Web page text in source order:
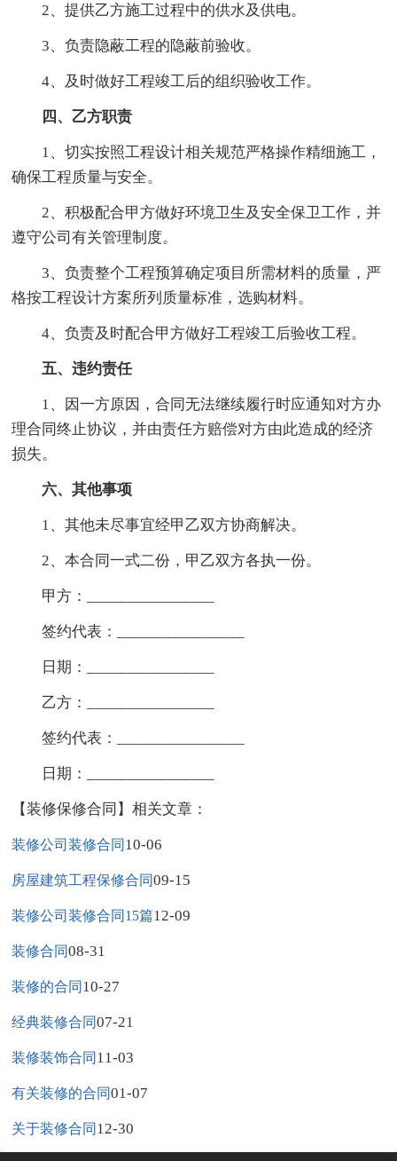
2、提供乙方施工过程中的供水及供电。
3、负责隐蔽工程的隐蔽前验收。
4、及时做好工程竣工后的组织验收工作。
四、乙方职责
1、切实按照工程设计相关规范严格操作精细施工，
确保工程质量与安全。
2、积极配合甲方做好环境卫生及安全保卫工作，并
遵守公司有关管理制度。
3、负责整个工程预算确定项目所需材料的质量，严
格按工程设计方案所列质量标准，选购材料。
4、负责及时配合甲方做好工程竣工后验收工程。
五、违约责任
1、因一方原因，合同无法继续履行时应通知对方办
理合同终止协议，并由责任方赔偿对方由此造成的经济
损失。
六、其他事项
1、其他未尽事宜经甲乙双方协商解决。
2、本合同一式二份，甲乙双方各执一份。
甲方：________________
签约代表：________________
日期：________________
乙方：________________
签约代表：________________
日期：________________
【装修保修合同】相关文章：
装修公司装修合同 10-06
房屋建筑工程保修合同09-15
装修公司装修合同15篇12-09
装修合同08-31
装修的合同 10-27
经典装修合同07-21
装修装饰合同 11-03
有关装修的合同01-07
关于装修合同 12-30